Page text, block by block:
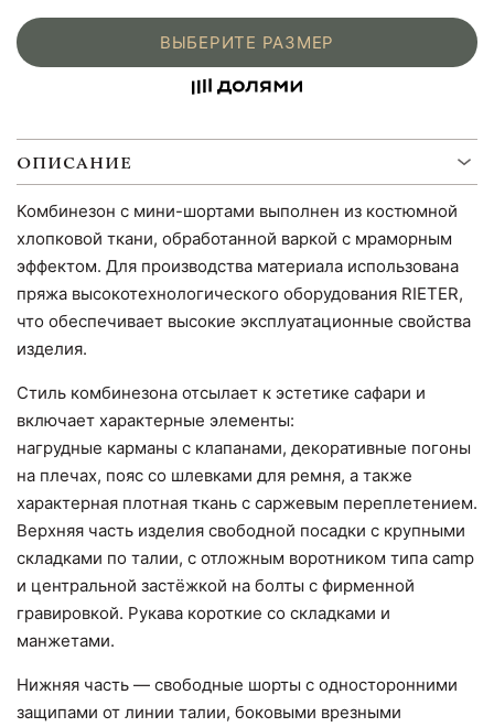
ВЫБЕРИТЕ РАЗМЕР
ОПИСАНИЕ
Комбинезон с мини-шортами выполнен из костюмной
хлопковой ткани, обработанной варкой с мраморным
эффектом. Для производства материала использована
пряжа высокотехнологического оборудования RIETER,
что обеспечивает высокие эксплуатационные свойства
изделия.
Стиль комбинезона отсылает к эстетике сафари и
включает характерные элементы:
нагрудные карманы с клапанами, декоративные погоны
на плечах, пояс со шлевками для ремня, а также
характерная плотная ткань с саржевым переплетением.
Верхняя часть изделия свободной посадки с крупными
складками по талии, с отложным воротником типа camp
и центральной застёжкой на болты с фирменной
гравировкой. Рукава короткие со складками и
манжетами.
Нижняя часть — свободные шорты с односторонними
защипами от линии талии, боковыми врезными